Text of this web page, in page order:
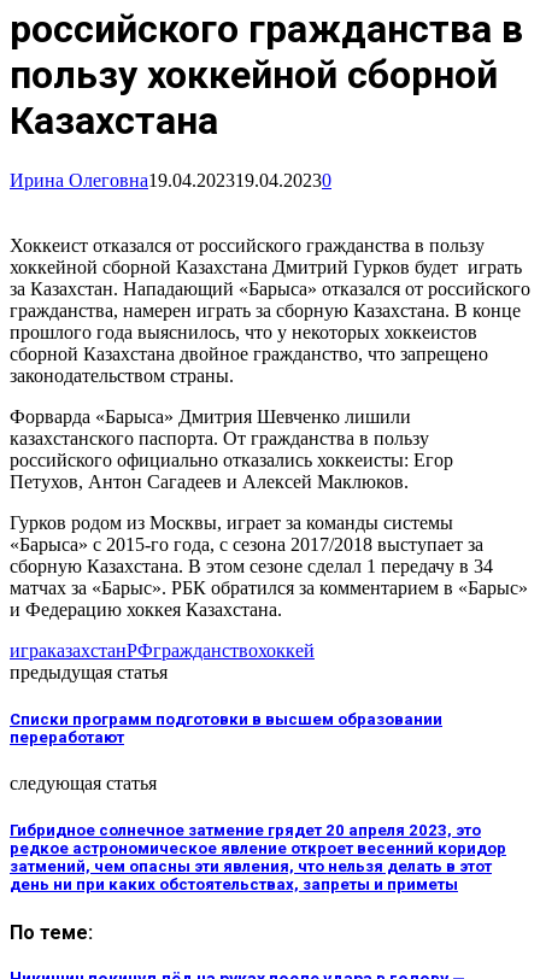
российского гражданства в
пользу хоккейной сборной
Казахстана
Ирина Олеговна19.04.202319.04.20230
Хоккеист отказался от российского гражданства в пользу
хоккейной сборной Казахстана Дмитрий Гурков будет играть
за Казахстан. Нападающий «Барыса» отказался от российского
гражданства, намерен играть за сборную Казахстана. В конце
прошлого года выяснилось, что у некоторых хоккеистов
сборной Казахстана двойное гражданство, что запрещено
законодательством страны.
Форварда «Барыса» Дмитрия Шевченко лишили
казахстанского паспорта. От гражданства в пользу
российского официально отказались хоккеисты: Егор
Петухов, Антон Сагадеев и Алексей Маклюков.
Гурков родом из Москвы, играет за команды системы
«Барыса» с 2015-го года, с сезона 2017/2018 выступает за
сборную Казахстана. В этом сезоне сделал 1 передачу в 34
матчах за «Барыс». РБК обратился за комментарием в «Барыс»
и Федерацию хоккея Казахстана.
играказахстанРФгражданствохоккей
предыдущая статья
Списки программ подготовки в высшем образовании
переработают
следующая статья
Гибридное солнечное затмение грядет 20 апреля 2023, это
редкое астрономическое явление откроет весенний коридор
затмений, чем опасны эти явления, что нельзя делать в этот
день ни при каких обстоятельствах, запреты и приметы
По теме: